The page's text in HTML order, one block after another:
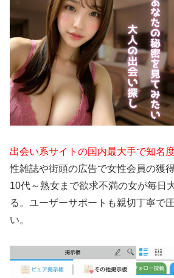
出会い系サイトの国内最大手で知名
性雑誌や街頭の広告で女性会員の獲
10代～熟女まで欲求不満の女が毎日
る。ユーザーサポートも親切丁寧で
い。